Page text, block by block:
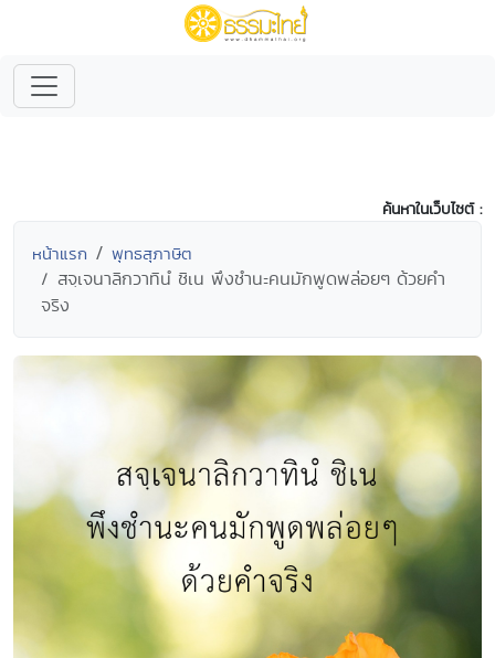
ค้นหาในเว็บไซต์ :
หน้าแรก พุทธสุภาษิต
สจฺเจนาลิกวาทินํ ชิเน พึงชำนะคนมักพูดพล่อยๆ ด้วยคำ
จริง